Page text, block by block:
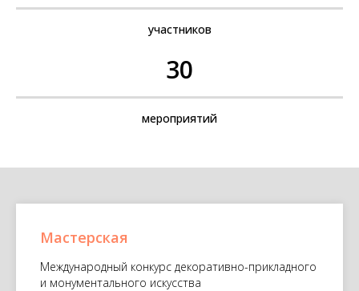
участников
30
мероприятий
Мастерская
Международный конкурс декоративно-прикладного
и монументального искусства